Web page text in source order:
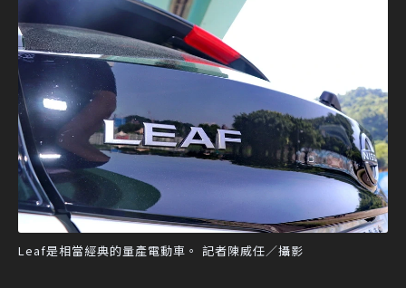
Leaf是相當經典的量產電動車。 記者陳威任／攝影